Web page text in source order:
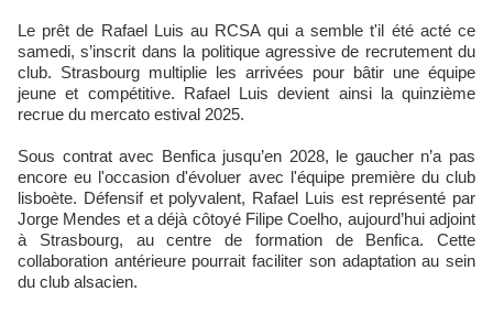
Le prêt de Rafael Luis au RCSA qui a semble t'il été acté ce
samedi, s’inscrit dans la politique agressive de recrutement du
club. Strasbourg multiplie les arrivées pour bâtir une équipe
jeune et compétitive. Rafael Luis devient ainsi la quinzième
recrue du mercato estival 2025.
Sous contrat avec Benfica jusqu’en 2028, le gaucher n’a pas
encore eu l'occasion d'évoluer avec l'équipe première du club
lisboète. Défensif et polyvalent, Rafael Luis est représenté par
Jorge Mendes et a déjà côtoyé Filipe Coelho, aujourd’hui adjoint
à Strasbourg, au centre de formation de Benfica. Cette
collaboration antérieure pourrait faciliter son adaptation au sein
du club alsacien.